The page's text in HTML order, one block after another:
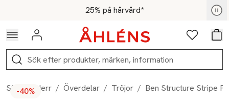
Hoppa till navigationsmenyn25% på hårvård*
För medlemmar - Shoppa nu
Logga in Favoriter
Sök
Start / Herr / Överdelar / Tröjor / Ben Structure Stripe
-40%